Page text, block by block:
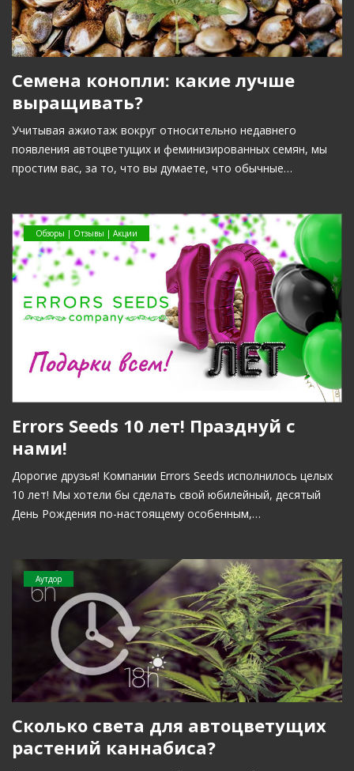
Семена конопли: какие лучше
выращивать?
Учитывая ажиотаж вокруг относительно недавнего
появления автоцветущих и феминизированных семян, мы
простим вас, за то, что вы думаете, что обычные…
Обзоры | Отзывы | Акции
Errors Seeds 10 лет! Празднуй с
нами!
Дорогие друзья! Компании Errors Seeds исполнилось целых
10 лет! Мы хотели бы сделать свой юбилейный, десятый
День Рождения по-настоящему особенным,…
Аутдор
Сколько света для автоцветущих
растений каннабиса?